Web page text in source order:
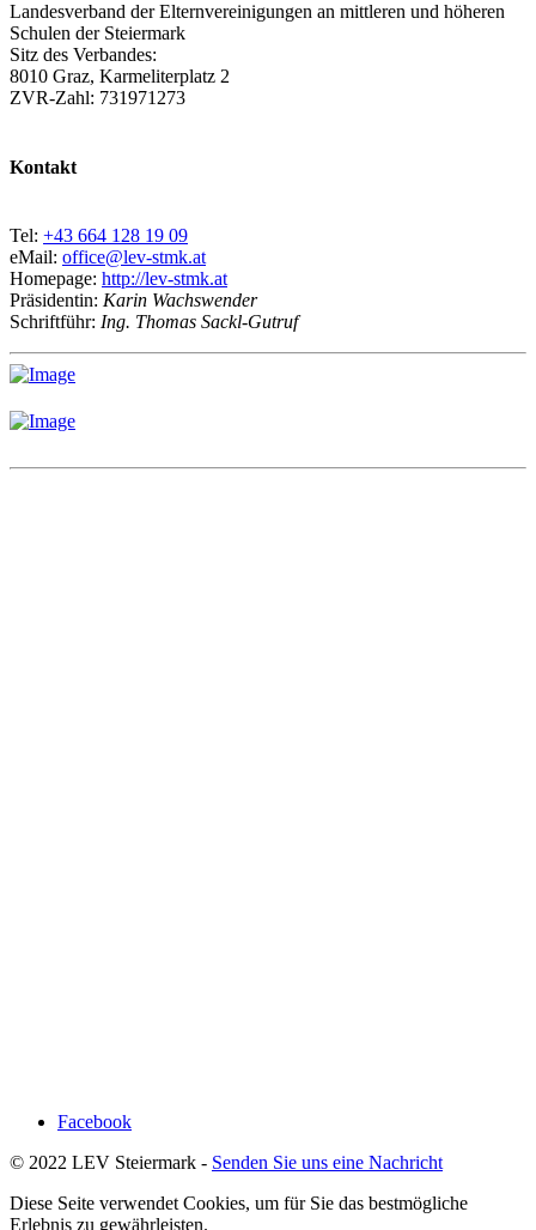
Landesverband der Elternvereinigungen an mittleren und höheren
Schulen der Steiermark
Sitz des Verbandes:
8010 Graz, Karmeliterplatz 2
ZVR-Zahl: 731971273
Kontakt
Tel: +43 664 128 19 09
eMail: office@lev-stmk.at
Homepage: http://lev-stmk.at
Präsidentin: Karin Wachswender
Schriftführ: Ing. Thomas Sackl-Gutruf
Facebook
© 2022 LEV Steiermark - Senden Sie uns eine Nachricht
Diese Seite verwendet Cookies, um für Sie das bestmögliche
Erlebnis zu gewährleisten.